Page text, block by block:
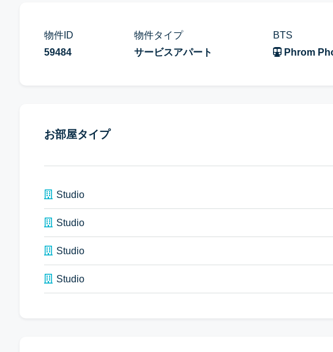
物件ID
59484
物件タイプ
サービスアパート
BTS
Phrom
お部屋タイプ
Studio
Studio
Studio
Studio